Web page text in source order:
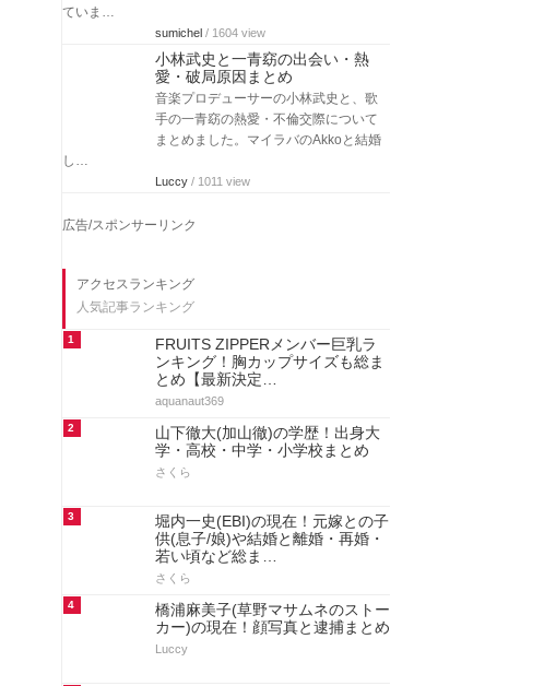
ていま…
sumichel / 1604 view
小林武史と一青窈の出会い・熱
愛・破局原因まとめ
音楽プロデューサーの小林武史と、歌
手の一青窈の熱愛・不倫交際について
まとめました。マイラバのAkkoと結婚
し…
Luccy / 1011 view
広告/スポンサーリンク
アクセスランキング
人気記事ランキング
1
FRUITS ZIPPERメンバー巨乳ラ
ンキング！胸カップサイズも総ま
とめ【最新決定…
aquanaut369
2
山下徹大(加山徹)の学歴！出身大
学・高校・中学・小学校まとめ
さくら
3
堀内一史(EBI)の現在！元嫁との子
供(息子/娘)や結婚と離婚・再婚・
若い頃など総ま…
さくら
4
橋浦麻美子(草野マサムネのストー
カー)の現在！顔写真と逮捕まとめ
Luccy